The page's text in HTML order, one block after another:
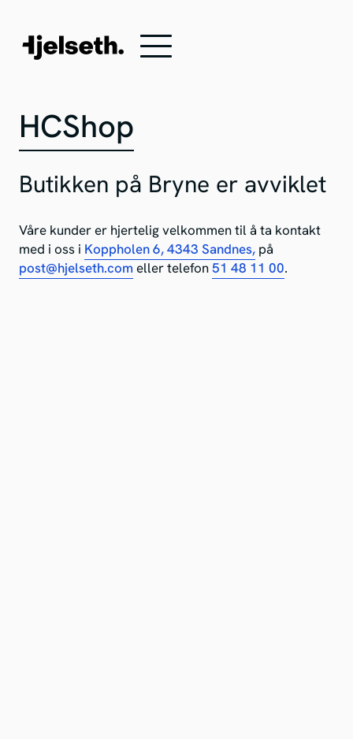
HCShop
Butikken på Bryne er avviklet
Våre kunder er hjertelig velkommen til å ta kontakt
med i oss i Koppholen 6, 4343 Sandnes, på
post@hjelseth.com eller telefon 51 48 11 00.